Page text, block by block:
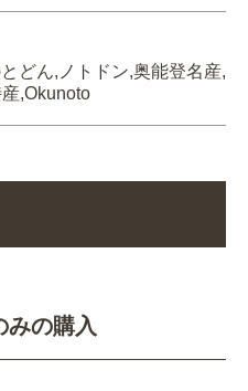
どん,ノトドン,奥能登名産,
,Okunoto
みの購入